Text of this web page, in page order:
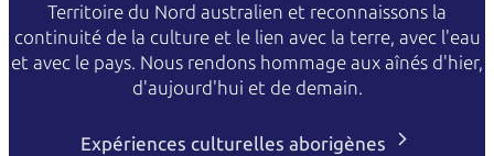
Territoire du Nord australien et reconnaissons la
continuité de la culture et le lien avec la terre, avec l'eau
et avec le pays. Nous rendons hommage aux aînés d'hier,
d'aujourd'hui et de demain.
Expériences culturelles aborigènes